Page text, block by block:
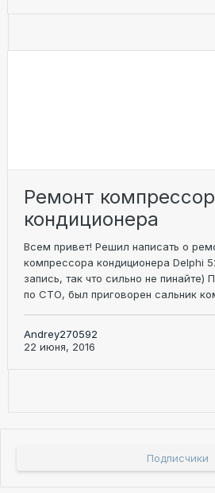
Ремонт
кондиционера
Всем привет! Решил написать о
компрессора кондиционера Delphi
запись, так что сильно не пинайте)
по СТО, был приговорен сальник
Andrey270592
22 июня, 2016
Подписчики